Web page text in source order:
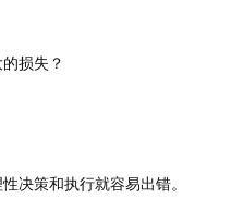
损失？
决策和执行就容易出错。